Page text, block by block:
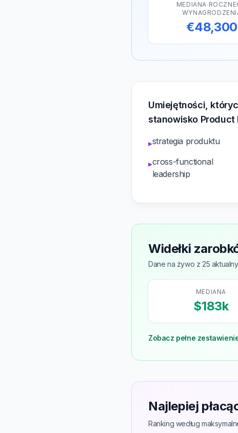
MEDIANA
€48,300
Umiejętności,
stanowisko Product
▸strategia produktu
▸cross-functional
leadership
Widełki
Dane na żywo z 25
MEDIANA
$183k
Zobacz pełne
Najlepiej
Ranking według